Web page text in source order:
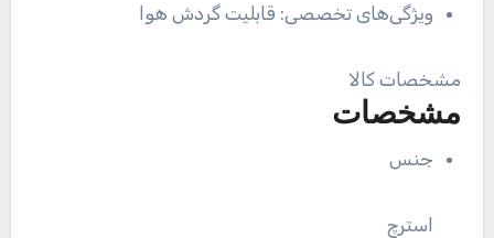
ویژگی‌های تخصصی: قابلیت گردش هوا
مشخصات کالا
مشخصات
جنس
استرچ